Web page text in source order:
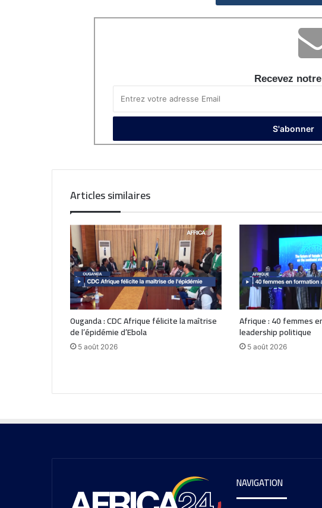
Recevez
Articles similaires
Ouganda : CDC Afrique félicite la maîtrise
de l’épidémie d’Ebola
5 août 2026
Afrique : 40 femmes
leadership politique
5 août 2026
NAVIGATION